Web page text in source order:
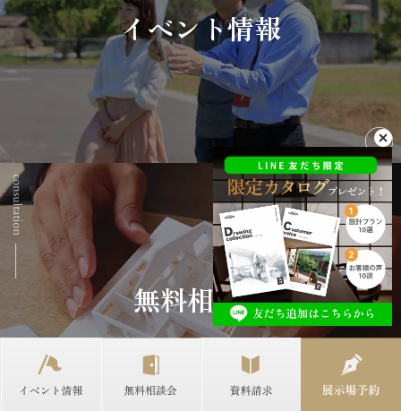
イベント情報
無料相談会